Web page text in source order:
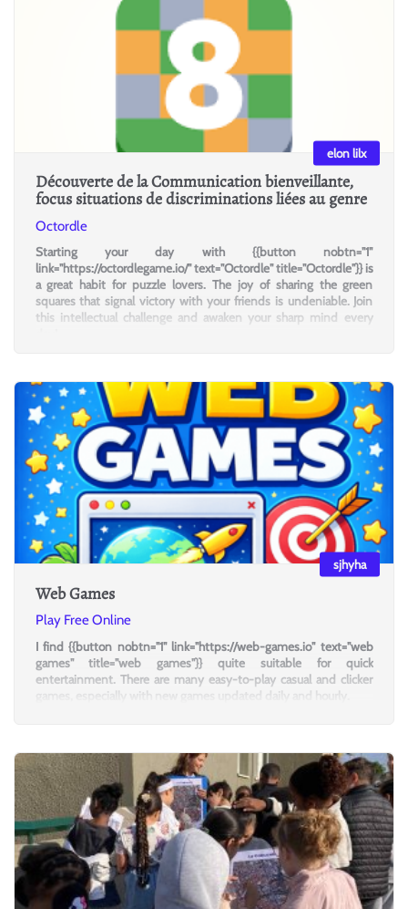
Découverte de la Communication bienveillante,
focus situations de discriminations liées au genre
Octordle
Starting your day with {{button nobtn="1"
link="https://octordlegame.io/" text="Octordle" title="Octordle"}} is
a great habit for puzzle lovers. The joy of sharing the green
squares that signal victory with your friends is undeniable. Join
this intellectual challenge and awaken your sharp mind every
elon lilx
Web Games
Play Free Online
I find {{button nobtn="1" link="https://web-games.io" text="web
games" title="web games"}} quite suitable for quick
entertainment. There are many easy-to-play casual and clicker
games, especially with new games updated daily and hourly.
sjhyha